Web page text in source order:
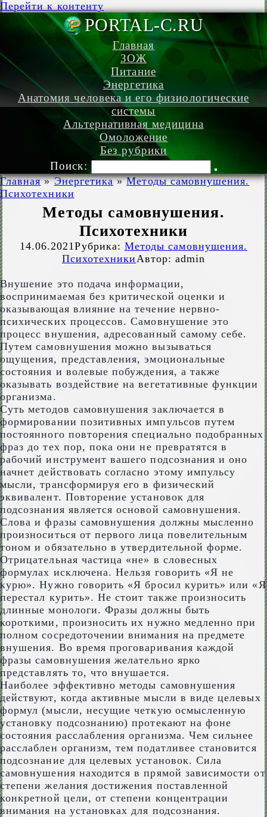
Перейти к контенту
PORTAL-
Главная
ЗОЖ
Питание
Энергетика
Анатомия человека и его физиологические
системы
Альтернативная медицина
Омоложение
Без рубрики
Поиск:
Главная » Энергетика » Методы самовнушения.
Психотехники
Методы самовнушения.
Психотехники
14.06.2021Рубрика: Методы самовнушения.
ПсихотехникиАвтор: admin
Внушение это подача информации,
воспринимаемая без критической оценки и
оказывающая влияние на течение нервно-
психических процессов. Самовнушение это
процесс внушения, адресованный самому себе.
Путем самовнушения можно вызываться
ощущения, представления, эмоциональные
состояния и волевые побуждения, а также
оказывать воздействие на вегетативные функции
организма.
Суть методов самовнушения заключается в
формировании позитивных импульсов путем
постоянного повторения специально подобранных
фраз до тех пор, пока они не превратятся в
рабочий инструмент вашего подсознания и оно
начнет действовать согласно этому импульсу
мысли, трансформируя его в физический
эквивалент. Повторение установок для
подсознания является основой самовнушения.
Слова и фразы самовнушения должны мысленно
произноситься от первого лица повелительным
тоном и обязательно в утвердительной форме.
Отрицательная частица «не» в словесных
формулах исключена. Нельзя говорить «Я не
курю». Нужно говорить «Я бросил курить» или «Я
перестал курить». Не стоит также произносить
длинные монологи. Фразы должны быть
короткими, произносить их нужно медленно при
полном сосредоточении внимания на предмете
внушения. Во время проговаривания каждой
фразы самовнушения желательно ярко
представлять то, что внушается.
Наиболее эффективно методы самовнушения
действуют, когда активные мысли в виде целевых
формул (мысли, несущие четкую осмысленную
установку подсознанию) протекают на фоне
состояния расслабления организма. Чем сильнее
расслаблен организм, тем податливее становится
подсознание для целевых установок. Сила
самовнушения находится в прямой зависимости от
степени желания достижения поставленной
конкретной цели, от степени концентрации
внимания на установках для подсознания.